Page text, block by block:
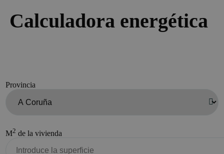
Calculadora energética
Provincia
M2 de la vivienda